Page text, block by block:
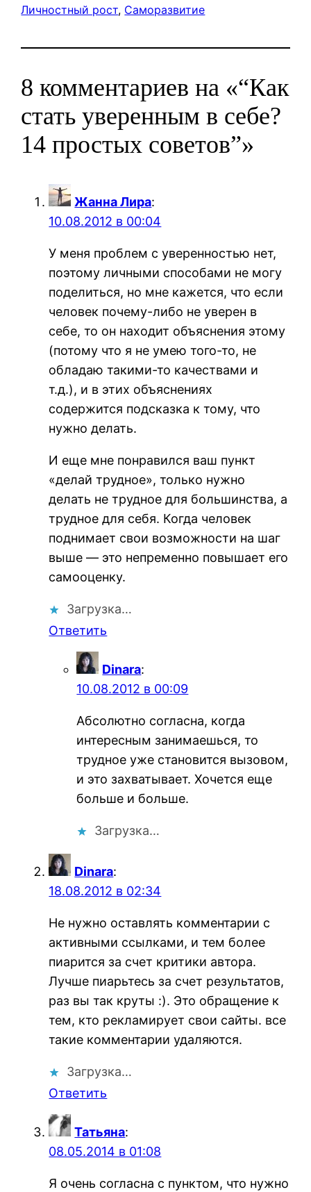
Личностный рост, Саморазвитие
8 комментариев на «“Как
стать уверенным в себе?
14 простых советов”»
Жанна Лира:
10.08.2012 в 00:04
У меня проблем с уверенностью нет,
поэтому личными способами не могу
поделиться, но мне кажется, что если
человек почему-либо не уверен в
себе, то он находит объяснения этому
(потому что я не умею того-то, не
обладаю такими-то качествами и
т.д.), и в этих объяснениях
содержится подсказка к тому, что
нужно делать.
И еще мне понравился ваш пункт
«делай трудное», только нужно
делать не трудное для большинства, а
трудное для себя. Когда человек
поднимает свои возможности на шаг
выше — это непременно повышает его
самооценку.
Загрузка…
Ответить
Dinara:
10.08.2012 в 00:09
Абсолютно согласна, когда
интересным занимаешься, то
трудное уже становится вызовом,
и это захватывает. Хочется еще
больше и больше.
Загрузка…
Dinara:
18.08.2012 в 02:34
Не нужно оставлять комментарии с
активными ссылками, и тем более
пиарится за счет критики автора.
Лучше пиарьтесь за счет результатов,
раз вы так круты :). Это обращение к
тем, кто рекламирует свои сайты. все
такие комментарии удаляются.
Загрузка…
Ответить
Татьяна:
08.05.2014 в 01:08
Я очень согласна с пунктом, что нужно